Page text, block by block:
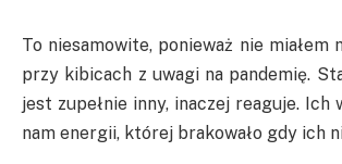
To niesamowite, ponieważ nie miałem
przy kibicach z uwagi na pandemię.
jest zupełnie inny, inaczej reaguje. Ich
nam energii, której brakowało gdy ich